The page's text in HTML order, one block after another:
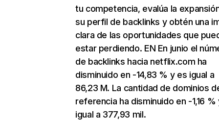
tu competencia, evalúa la
su perfil de backlinks y obtén una
clara de las oportunidades que
estar perdiendo. EN En junio el
de backlinks hacia netflix.com ha
disminuido en -14,83 % y es igual a
86,23 M. La cantidad de dominios
referencia ha disminuido en -1,16 %
igual a 377,93 mil.